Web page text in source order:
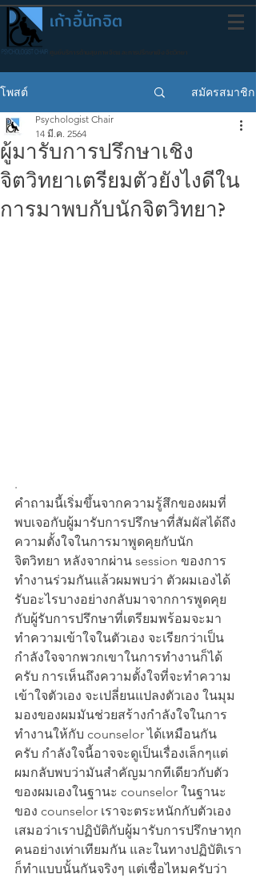
เก้าอี้นักจิต
ศูนย์บริการด้านสุขภาพจิตและการปรึกษาเชิงจิตวิทยา
โพสต์ สมัครสมาชิก
ผู้มารับการปรึกษาเชิง
จิตวิทยาเตรียมตัวยังไงดีใน
การมาพบกับนักจิตวิทยา?
Psychologist Chair
14 มี.ค. 2564
.
คำถามนี้เริ่มขึ้นจากความรู้สึกของผมที่
พบเจอกับผู้มารับการปรึกษาที่สัมผัสได้ถึง
ความตั้งใจในการมาพูดคุยกับนัก
จิตวิทยา หลังจากผ่าน session ของการ
ทำงานร่วมกันแล้วผมพบว่า ตัวผมเองได้
รับอะไรบางอย่างกลับมาจากการพูดคุย
กับผู้รับการปรึกษาที่เตรียมพร้อมจะมา
ทำความเข้าใจในตัวเอง จะเรียกว่าเป็น
กำลังใจจากพวกเขาในการทำงานก็ได้
ครับ การเห็นถึงความตั้งใจที่จะทำความ
เข้าใจตัวเอง จะเปลี่ยนแปลงตัวเอง ในมุม
มองของผมมันช่วยสร้างกำลังใจในการ
ทำงานให้กับ counselor ได้เหมือนกัน
ครับ กำลังใจนี้อาจจะดูเป็นเรื่องเล็กๆแต่
ผมกลับพบว่ามันสำคัญมากทีเดียวกับตัว
ของผมเองในฐานะ counselor ในฐานะ
ของ counselor เราจะตระหนักกับตัวเอง
เสมอว่าเราปฏิบัติกับผู้มารับการปรึกษาทุก
คนอย่างเท่าเทียมกัน และในทางปฏิบัติเรา
ก็ทำแบบนั้นกันจริงๆ แต่เชื่อไหมครับว่า